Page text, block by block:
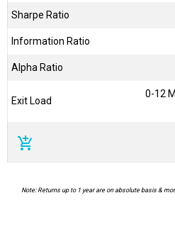
Sharpe Ratio
Information Ratio
Alpha Ratio
Exit Load
0-12
add_shopping_cart
Note: Returns up to 1 year are on absolute basis &